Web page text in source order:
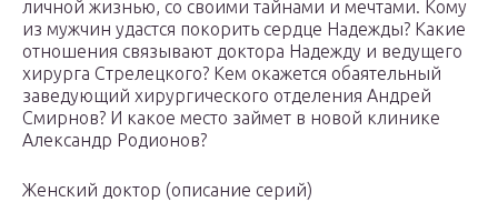
личной жизнью, со своими тайнами и мечтами. Кому
из мужчин удастся покорить сердце Надежды? Какие
отношения связывают доктора Надежду и ведущего
хирурга Стрелецкого? Кем окажется обаятельный
заведующий хирургического отделения Андрей
Смирнов? И какое место займет в новой клинике
Александр Родионов?
Женский доктор (описание серий)